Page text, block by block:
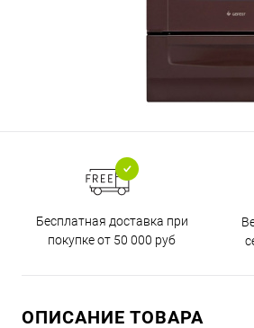
Бесплатная доставка при
покупке от 50 000 руб
ОПИСАНИЕ ТОВАРА